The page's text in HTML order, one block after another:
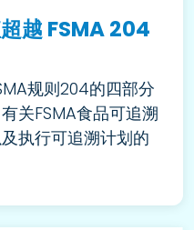
越 FSMA 204
规则204的四部分
关FSMA食品可追溯
执行可追溯计划的